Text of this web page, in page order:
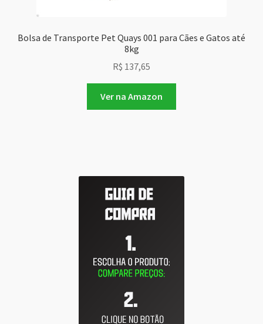
Bolsa de Transporte Pet Quays 001 para Cães e Gatos até
8kg
R$ 137,65
Ver na Amazon